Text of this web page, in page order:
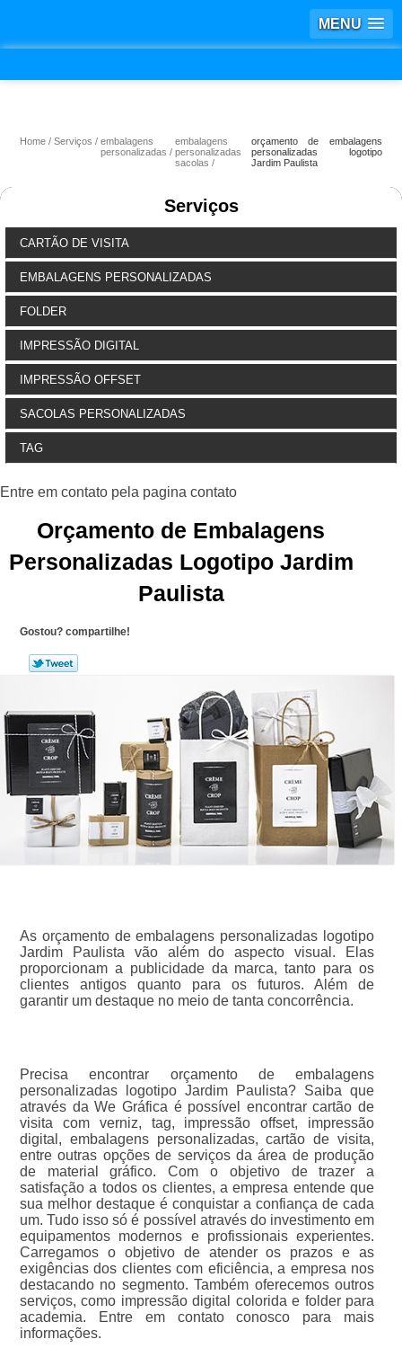
MENU
Home Serviços
embalagens
personalizadas
embalagens
personalizadas
sacolas
orçamento de embalagens
personalizadas logotipo
Jardim Paulista
Serviços
CARTÃO DE VISITA
EMBALAGENS PERSONALIZADAS
FOLDER
IMPRESSÃO DIGITAL
IMPRESSÃO OFFSET
SACOLAS PERSONALIZADAS
TAG
Orçamento de Embalagens
Personalizadas Logotipo Jardim
Paulista
Gostou? compartilhe!
As orçamento de embalagens personalizadas logotipo
Jardim Paulista vão além do aspecto visual. Elas
proporcionam a publicidade da marca, tanto para os
clientes antigos quanto para os futuros. Além de
garantir um destaque no meio de tanta concorrência.
Precisa encontrar orçamento de embalagens
personalizadas logotipo Jardim Paulista? Saiba que
através da We Gráfica é possível encontrar cartão de
visita com verniz, tag, impressão offset, impressão
digital, embalagens personalizadas, cartão de visita,
entre outras opções de serviços da área de produção
de material gráfico. Com o objetivo de trazer a
satisfação a todos os clientes, a empresa entende que
sua melhor destaque é conquistar a confiança de cada
um. Tudo isso só é possível através do investimento em
equipamentos modernos e profissionais experientes.
Carregamos o objetivo de atender os prazos e as
exigências dos clientes com eficiência, a empresa nos
destacando no segmento. Também oferecemos outros
serviços, como impressão digital colorida e folder para
academia. Entre em contato conosco para mais
informações.